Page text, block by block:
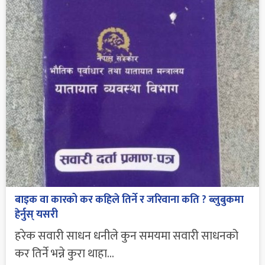
बाइक वा कारको कर कहिले तिर्ने र जरिवाना कति ? ब्लुबुकमा
हेर्नुस् यसरी
हरेक सवारी साधन धनीले कुन समयमा सवारी साधनको
कर तिर्ने भन्ने कुरा थाहा...